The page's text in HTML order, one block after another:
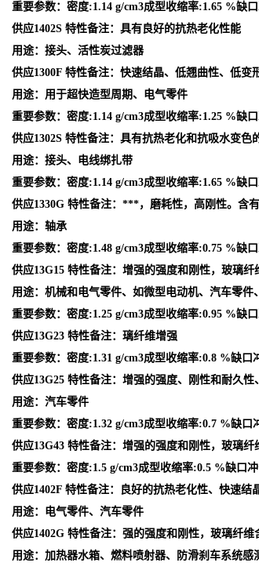
重要参数：密度:1.14 g/cm3成型收缩率:1.65 %缺
供应1402S 特性备注：具有良好的抗热老化性能
用途：接头、活性炭过滤器
供应1300F 特性备注：快速结晶、低翘曲性、低变
用途：用于超快造型周期、电气零件
重要参数：密度:1.14 g/cm3成型收缩率:1.25 %缺
供应1302S 特性备注：具有抗热老化和抗吸水变色
用途：接头、电线绑扎带
重要参数：密度:1.14 g/cm3成型收缩率:1.65 %缺
供应1330G 特性备注：***，磨耗性，高刚性。含
用途：轴承
重要参数：密度:1.48 g/cm3成型收缩率:0.75 %缺
供应13G15 特性备注：增强的强度和刚性，玻璃纤
用途：机械和电气零件、如微型电动机、汽车零件
重要参数：密度:1.25 g/cm3成型收缩率:0.95 %缺
供应13G23 特性备注：璃纤维增强
重要参数：密度:1.31 g/cm3成型收缩率:0.8 %缺
供应13G25 特性备注：增强的强度、刚性和耐久性
用途：汽车零件
重要参数：密度:1.32 g/cm3成型收缩率:0.7 %缺
供应13G43 特性备注：增强的强度和刚性，玻璃纤
重要参数：密度:1.5 g/cm3成型收缩率:0.5 %缺口
供应1402F 特性备注：良好的抗热老化性、快速
用途：电气零件、汽车零件
供应1402G 特性备注：强的强度和刚性，玻璃纤维
用途：加热器水箱、燃料喷射器、防滑刹车系统感